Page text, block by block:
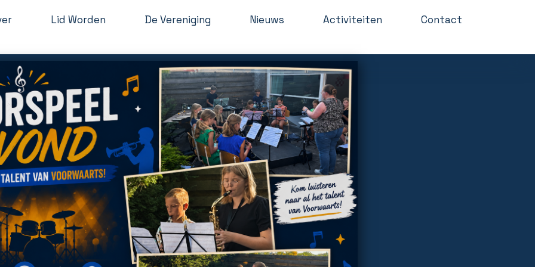
Lid Worden De Vereniging Nieuws Activiteiten Contact